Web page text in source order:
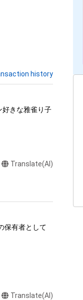
history
好きな雅雀り子
Translate(AI)
保有者として
Translate(AI)